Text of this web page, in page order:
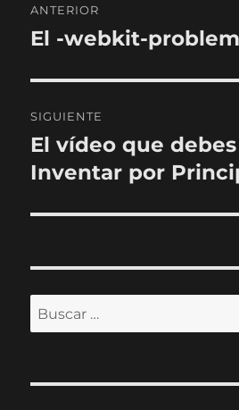
de
ANTERIOR
Entrada
El -webkit-
SIGUIENTE
Entrada
siguiente:
El vídeo que
Inventar por
Buscar
por: